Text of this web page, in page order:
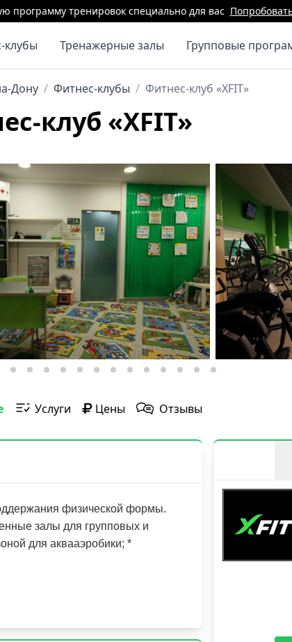
программу тренировок специально для вас
клубы Тренажерные залы Групповые
Дону / Фитнес-клубы / Фитнес-клуб «XFIT»
клуб «XFIT»
Услуги Цены Отзывы
физической формы.
залы для групповых и
для аквааэробики; *